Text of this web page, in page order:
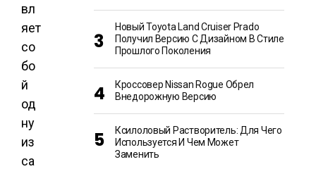
вл
яет
со
бо
й
од
ну
из
са
Новый Toyota Land Cruiser Prado
Получил Версию С Дизайном В Стиле
Прошлого Поколения
Кроссовер Nissan Rogue Обрел
Внедорожную Версию
Ксилоловый Растворитель: Для Чего
Используется И Чем Может
Заменить